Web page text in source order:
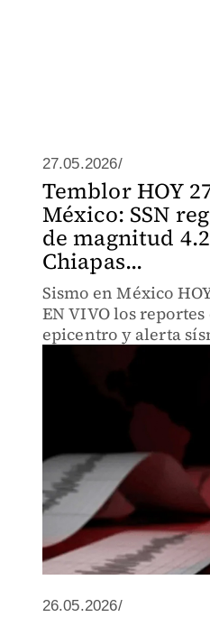
27.05.2026/
Temblor HOY
México: SSN
de magnitud
Chiapas...
Sismo en México
EN VIVO los
epicentro y alerta
26.05.2026/